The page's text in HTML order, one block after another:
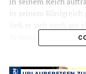
in seinem Königreich
Armenspeisung
Eines schönen
musste. Einer der